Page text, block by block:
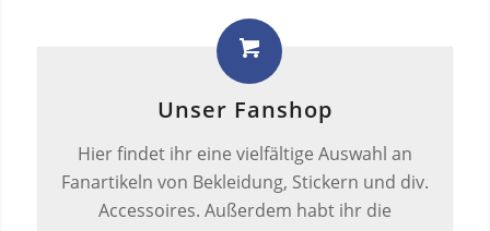
Unser Fanshop
Hier findet ihr eine vielfältige Auswahl an
Fanartikeln von Bekleidung, Stickern und div.
Accessoires. Außerdem habt ihr die